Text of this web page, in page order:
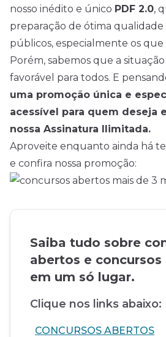
nosso inédito e único PDF 2.0,
preparação de ótima qualidade
públicos, especialmente os que
Porém, sabemos que a
favorável para todos. E
uma promoção única e
acessível para quem deseja
nossa Assinatura Ilimitada.
Aproveite enquanto ainda há
e confira nossa promoção:
Saiba tudo sobre
abertos e
em um só lugar.
Clique nos links abaixo:
CONCURSOS ABERTOS